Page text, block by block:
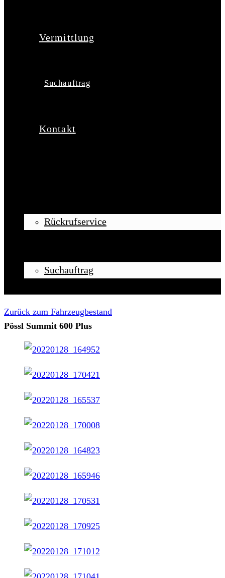
Vermittlung
Suchauftrag
Kontakt
Rückrufservice
Suchauftrag
Zurück zum Fahrzeugbestand
Pössl Summit 600 Plus